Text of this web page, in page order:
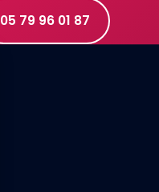
05 79 96 01 87